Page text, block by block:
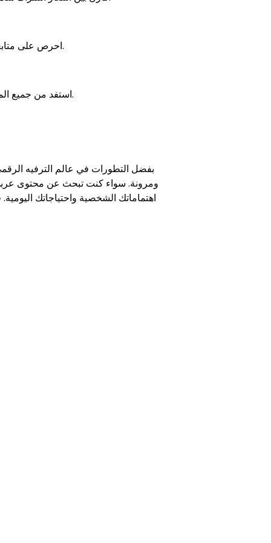
احرص على متابعة العروض والخصومات التي يتم تقديمها على الاشتراكات لتحصل على أفضل الصفقات.
استفد من جميع الميزات المتاحة، مثل إعداد قوائم التشغيل وتنزيل المحتوى للمشاهدة في وضع عدم الاتصال.
بفضل التطورات في عالم الترفيه
ومرونة. سواء كنت تبحث عن محتوى عربي
اهتماماتك الشخصية واحتياجاتك